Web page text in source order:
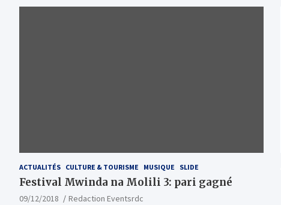
ACTUALITÉS CULTURE & TOURISME MUSIQUE SLIDE
Festival Mwinda na Molili 3: pari gagné
09/12/2018
Redaction Eventsrdc